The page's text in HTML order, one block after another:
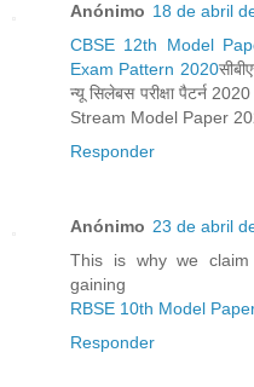
Anónimo 18 de abril
CBSE 12th Model
Exam Pattern 2020
न्यू सिलेबस परीक्षा पैटर्न
Stream Model Paper
Responder
Anónimo 23 de abril
This is why we
gaining
RBSE 10th Model
Responder